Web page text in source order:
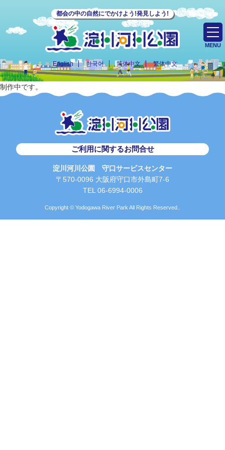
都会の中の自然にでかけよう!発見しよう!
English 한국어 简体中文 繁体中文
MENU
制作中です。
ご利用に関するお問合せ
淀川河川公園 守口サービスセンター
〒570-0096 大阪府守口市外島町7-6
TEL 06-6994-0006
Copyright © Yodogawa River Park All Rights Reserved..